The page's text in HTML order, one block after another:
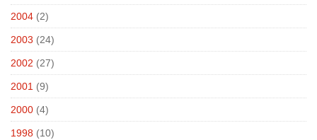
2004 (2)
2003 (24)
2002 (27)
2001 (9)
2000 (4)
1998 (10)